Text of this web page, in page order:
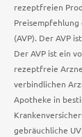
rezeptfreien
Preisempfehlung
(AVP). Der AVP
Der AVP ist ein
rezeptfreie
verbindlichen
Apotheke in
gebräuchliche